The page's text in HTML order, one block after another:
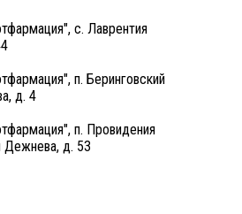
с. Лаврентия
п. Беринговский
д. 4
п. Провидения
Дежнева, д. 53